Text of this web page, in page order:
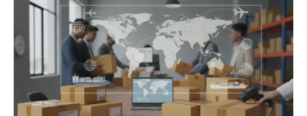
Logistiques
pour
l’Expédition
Internationale